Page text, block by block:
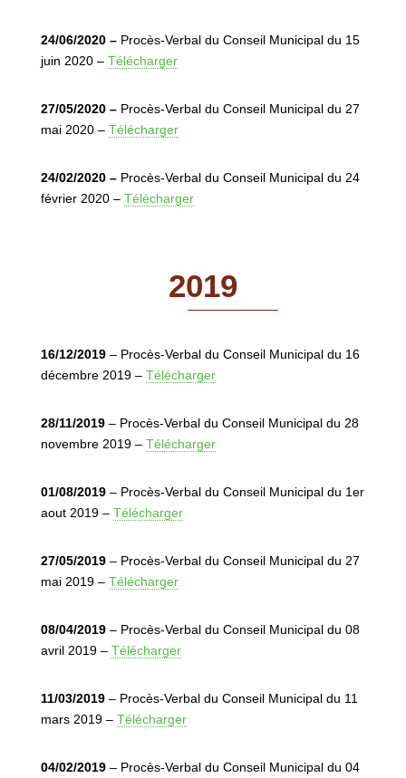
24/06/2020 – Procès-Verbal du Conseil Municipal du 15
juin 2020 – Télécharger
27/05/2020 – Procès-Verbal du Conseil Municipal du 27
mai 2020 – Télécharger
24/02/2020 – Procès-Verbal du Conseil Municipal du 24
février 2020 – Télécharger
2019
16/12/2019– Procès-Verbal du Conseil Municipal du 16
décembre 2019 – Télécharger
28/11/2019– Procès-Verbal du Conseil Municipal du 28
novembre 2019 – Télécharger
01/08/2019– Procès-Verbal du Conseil Municipal du 1er
aout 2019 – Télécharger
27/05/2019– Procès-Verbal du Conseil Municipal du 27
mai 2019 – Télécharger
08/04/2019– Procès-Verbal du Conseil Municipal du 08
avril 2019 – Télécharger
11/03/2019– Procès-Verbal du Conseil Municipal du 11
mars 2019 – Télécharger
04/02/2019– Procès-Verbal du Conseil Municipal du 04